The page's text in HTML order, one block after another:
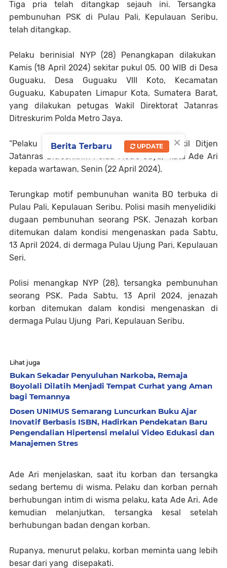
Tiga pria telah ditangkap sejauh ini. Tersangka
pembunuhan PSK di Pulau Pali, Kepulauan Seribu,
telah ditangkap.
Pelaku berinisial NYP (28) Penangkapan dilakukan
Kamis (18 April 2024) sekitar pukul 05. 00 WIB di Desa
Guguaku, Desa Guguaku VIII Koto, Kecamatan
Guguaku, Kabupaten Limapur Kota, Sumatera Barat,
yang dilakukan petugas Wakil Direktorat Jatanras
Ditreskurim Polda Metro Jaya.
“Pelaku kasus pembunuhan ditangkap Wakil Ditjen
Jatanras Ditreshkrim Polda Metro Jaya,” kata Ade Ari
kepada wartawan, Senin (22 April 2024).
Terungkap motif pembunuhan wanita BO terbuka di
Pulau Pali, Kepulauan Seribu. Polisi masih menyelidiki
dugaan pembunuhan seorang PSK. Jenazah korban
ditemukan dalam kondisi mengenaskan pada Sabtu,
13 April 2024, di dermaga Pulau Ujung Pari, Kepulauan
Seri.
Polisi menangkap NYP (28), tersangka pembunuhan
seorang PSK. Pada Sabtu, 13 April 2024, jenazah
korban ditemukan dalam kondisi mengenaskan di
dermaga Pulau Ujung Pari, Kepulauan Seribu.
Lihat juga
Bukan Sekadar Penyuluhan Narkoba, Remaja
Boyolali Dilatih Menjadi Tempat Curhat yang Aman
bagi Temannya
Dosen UNIMUS Semarang Luncurkan Buku Ajar
Inovatif Berbasis ISBN, Hadirkan Pendekatan Baru
Pengendalian Hipertensi melalui Video Edukasi dan
Manajemen Stres
Ade Ari menjelaskan, saat itu korban dan tersangka
sedang bertemu di wisma. Pelaku dan korban pernah
berhubungan intim di wisma pelaku, kata Ade Ari. Ade
kemudian melanjutkan, tersangka kesal setelah
berhubungan badan dengan korban.
Rupanya, menurut pelaku, korban meminta uang lebih
besar dari yang disepakati.
×
Berita Terbaru UPDATE